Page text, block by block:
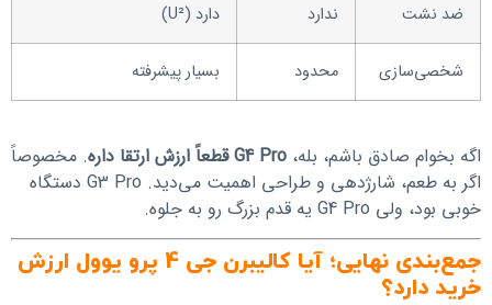
ضد نشت ندارد دارد (U²)
شخصی‌سازی محدود بسیار پیشرفته
اگه بخوام صادق باشم، بله، G4 Pro قطعاً ارزش ارتقا داره
. مخصوصاً
اگر به طعم، شارژدهی و طراحی اهمیت می‌دید. G3 Pro دستگاه
خوبی بود، ولی G4 Pro یه قدم بزرگ رو به جلوه.
جمع‌بندی نهایی؛ آیا کالیبرن جی 4 پرو یوول ارزش
خرید دارد؟